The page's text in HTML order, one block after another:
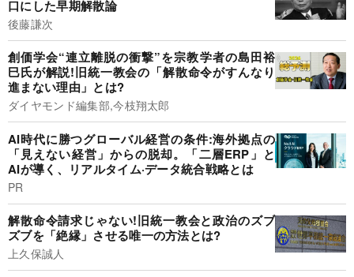
口にした早期解散論
後藤謙次
創価学会“連立離脱の衝撃”を宗教学者の島田裕
巳氏が解説!旧統一教会の「解散命令がすんなり
進まない理由」とは?
ダイヤモンド編集部,今枝翔太郎
AI時代に勝つグローバル経営の条件:海外拠点の
「見えない経営」からの脱却。「二層ERP」と
AIが導く、リアルタイム·データ統合戦略とは
PR
解散命令請求じゃない!旧統一教会と政治のズブ
ズブを「絶縁」させる唯一の方法とは?
上久保誠人